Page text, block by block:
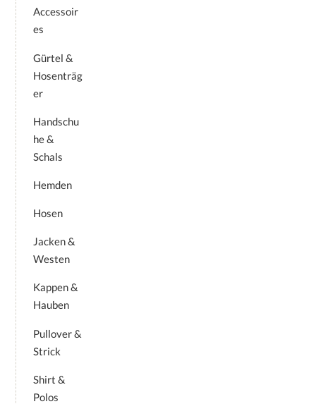
Accessoir
es
Gürtel &
Hosenträg
er
Handschu
he &
Schals
Hemden
Hosen
Jacken &
Westen
Kappen &
Hauben
Pullover &
Strick
Shirt &
Polos